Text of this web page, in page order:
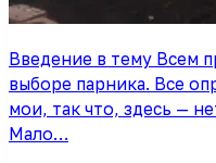
Введение в тему Всем
выборе парника. Все
мои, так что, здесь —
Мало…